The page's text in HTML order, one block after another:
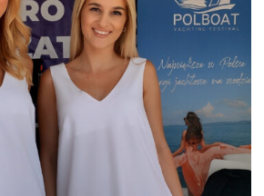
HOSTESS NA TARGI